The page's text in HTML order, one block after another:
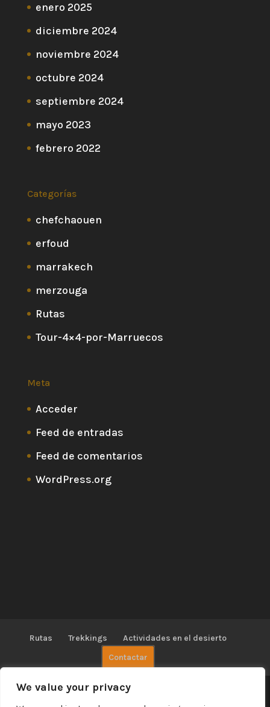
We value your privacy
enero 2025
diciembre 2024
noviembre 2024
octubre 2024
septiembre 2024
mayo 2023
febrero 2022
Categorías
chefchaouen
erfoud
marrakech
merzouga
Rutas
Tour-4×4-por-Marruecos
Meta
Acceder
Feed de entradas
Feed de comentarios
WordPress.org
Rutas Trekkings
Actividades en el desierto
Contactar
Diseñado por David Dreambular /